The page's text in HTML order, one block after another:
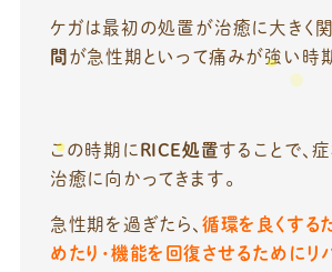
ケガは最初の処置が治癒に大きく関
間 が急性期といって痛みが強い時
この時期にRICE処置することで、
治癒に向かってきます。
急性期を過ぎたら、 循環を良くする
めたり・機能を回復させるためにリ